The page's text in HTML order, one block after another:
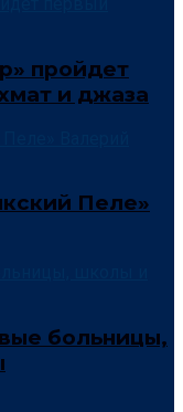
пройдет
и джаза
Пеле»
больницы,